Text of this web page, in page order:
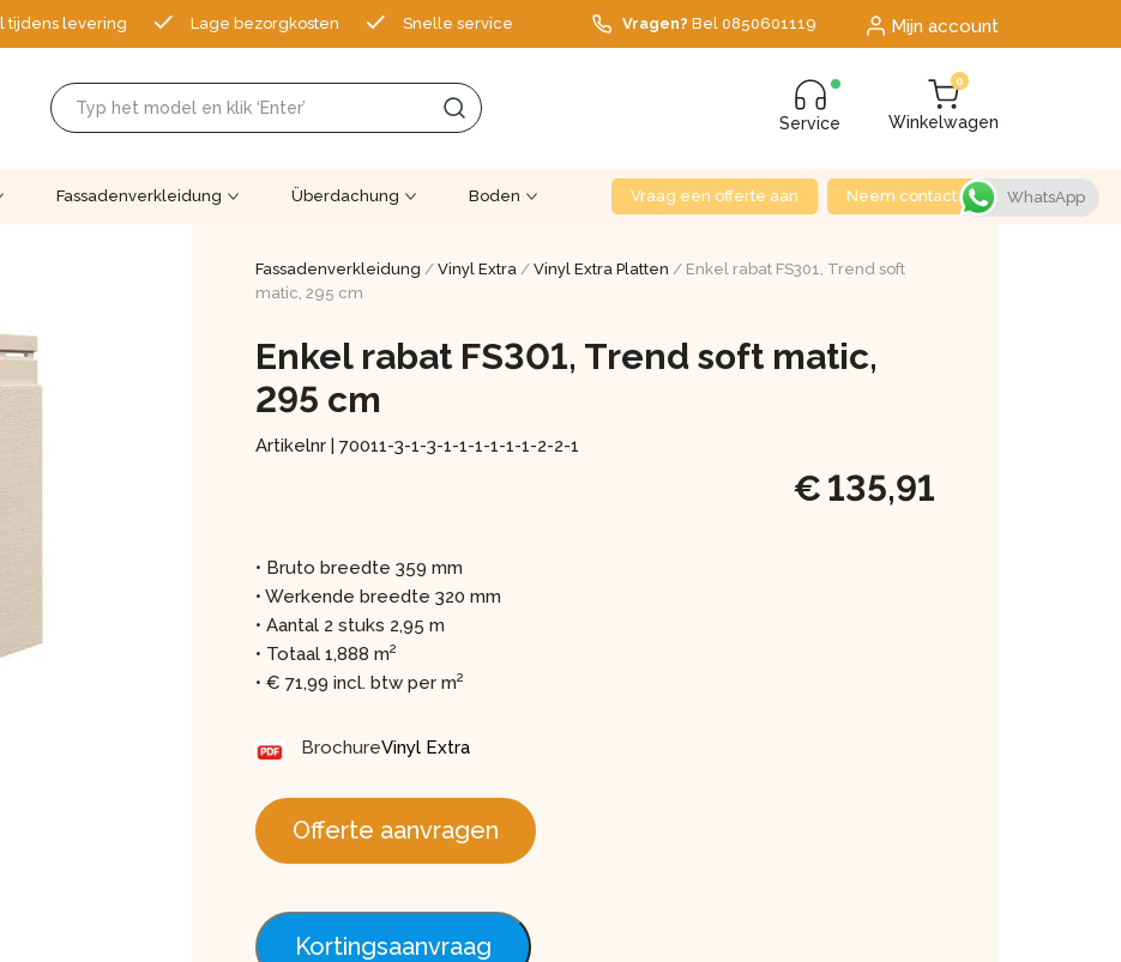
tijdens levering Lage bezorgkosten Snelle service Vragen? Bel 0850601119 Mijn account
Service Winkelwagen
0
Fassadenverkleidung Überdachung Boden Vraag een offerte aan Neem contact op
Fassadenverkleidung /Vinyl Extra /Vinyl Extra Platten / Enkel rabat FS301, Trend soft
matic, 295 cm
Enkel rabat FS301, Trend soft matic,
295 cm
Artikelnr |70011-3-1-3-1-1-1-1-1-1-2-2-1
€ 135,91
• Bruto breedte 359 mm
• Werkende breedte 320 mm
• Aantal 2 stuks 2,95 m
• Totaal 1,888 m2
• € 71,99 incl. btw per m2
BrochureVinyl Extra
Offerte aanvragen
Kortingsaanvraag
WhatsApp